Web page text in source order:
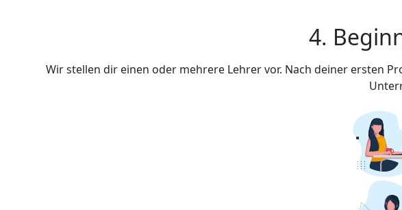
4.
Wir stellen dir einen oder mehrere Lehrer vor. Nach deiner ersten